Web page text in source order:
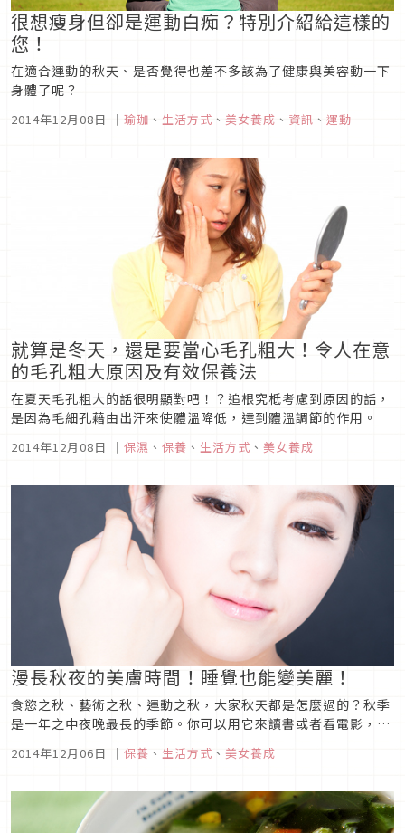
很想瘦身但卻是運動白痴？特別介紹給這樣的
您！
在適合運動的秋天、是否覺得也差不多該為了健康與美容動一下
身體了呢？
2014年12月08日 ｜ 瑜珈 、 生活方式 、 美女養成 、 資訊 、 運動
就算是冬天，還是要當心毛孔粗大！令人在意
的毛孔粗大原因及有效保養法
在夏天毛孔粗大的話很明顯對吧！？追根究柢考慮到原因的話，
是因為毛細孔藉由出汗來使體溫降低，達到體溫調節的作用。
2014年12月08日 ｜ 保濕 、 保養 、 生活方式 、 美女養成
漫長秋夜的美膚時間！睡覺也能變美麗！
食慾之秋、藝術之秋、運動之秋，大家秋天都是怎麼過的？秋季
是一年之中夜晚最長的季節。你可以用它來讀書或者看電影，或
膚的睡眠方法、以及讓你在睡眠當中變美的推薦產品。
2014年12月06日 ｜ 保養 、 生活方式 、 美女養成